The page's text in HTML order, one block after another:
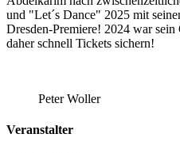
und "Let´s Dance" 2025 mit
Dresden-Premiere! 2024 war
daher schnell Tickets sichern!
Peter Woller
Veranstalter